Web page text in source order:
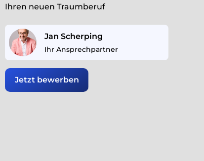
Ihren neuen Traumberuf
Jan Scherping
Ihr Ansprechpartner
Jetzt bewerben